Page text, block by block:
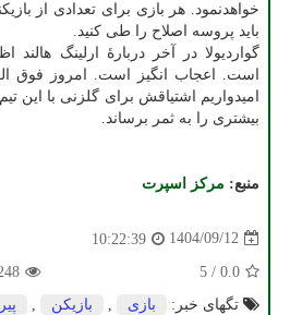
خواهدنمود. هر بازی برای تعدادی از
باید پروسه اصلاح را طی کنید.
گواردیولا در آخر دربارهٔ ارلینگ هالند
است. اعجاب انگیز است. امروز فوق
امیدواریم اشتیاقش برای گلزنی با این
بیشتری را به ثمر برساند.
منبع: مركز اسپرت
1404/09/12
10:22:39
0.0
/
5
تگهای خبر:
بازی بازیكن